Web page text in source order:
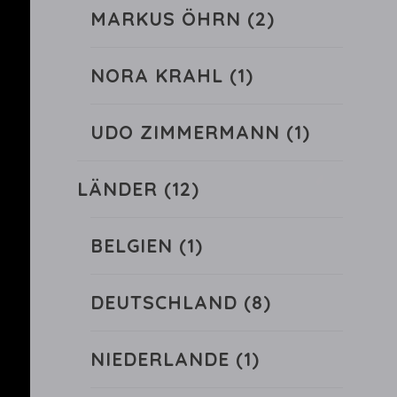
MARKUS ÖHRN (2)
NORA KRAHL (1)
UDO ZIMMERMANN (1)
LÄNDER (12)
BELGIEN (1)
DEUTSCHLAND (8)
NIEDERLANDE (1)